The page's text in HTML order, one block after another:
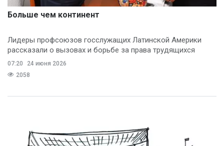
Больше чем континент
Лидеры профсоюзов госслужащих Латинской Америки
рассказали о вызовах и борьбе за права трудящихся
07:20
24 июня 2026
2058